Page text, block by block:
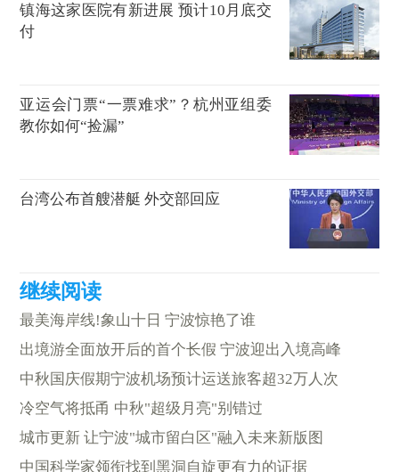
镇海这家医院有新进展 预计10月底交
付
亚运会门票“一票难求”？杭州亚组委
教你如何“捡漏”
台湾公布首艘潜艇 外交部回应
最美海岸线!象山十日 宁波惊艳了谁
出境游全面放开后的首个长假 宁波迎出入境高峰
中秋国庆假期宁波机场预计运送旅客超32万人次
冷空气将抵甬 中秋"超级月亮"别错过
城市更新 让宁波"城市留白区"融入未来新版图
中国科学家领衔找到黑洞自旋更有力的证据